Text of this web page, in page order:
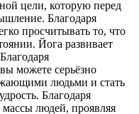
цели, которую перед
. Благодаря
просчитывать то, что
Йога развивает
можете серьёзно
людьми и стать
. Благодаря
людей, проявляя